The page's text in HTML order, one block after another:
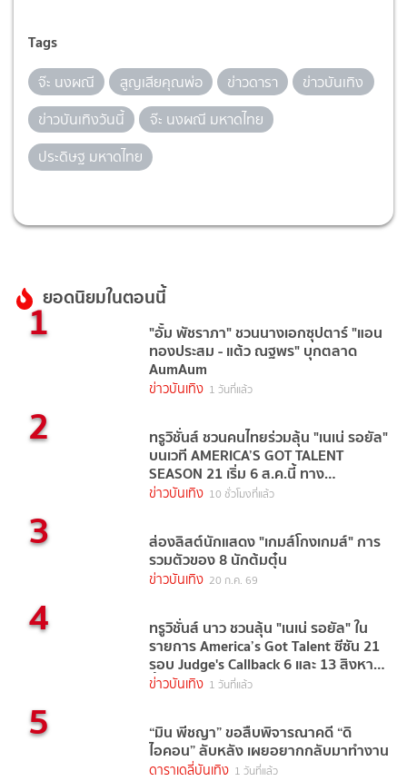
Tags
จ๊ะ นงผณี สูญเสียคุณพ่อ ข่าวดารา
ข่าวบันเทิง
ข่าวบันเทิงวันนี้
จ๊ะ นงผณี มหาดไทย
ประดิษฐ มหาดไทย
ยอดนิยมในตอนนี้
1 "อั้ม พัชราภา" ชวนนางเอกซุปตาร์ "แอน
ทองประสม - แต้ว ณฐพร" บุกตลาด
AumAum
ข่าวบันเทิง 1 วันที่แล้ว
2 ทรูวิชั่นส์ ชวนคนไทยร่วมลุ้น "เนเน่ รอยัล"
บนเวที AMERICA’S GOT TALENT
SEASON 21 เริ่ม 6 ส.ค.นี้ ทาง
TrueVisions NOW
ข่าวบันเทิง 10 ชั่วโมงที่แล้ว
3 ส่องลิสต์นักแสดง "เกมส์โกงเกมส์" การ
รวมตัวของ 8 นักต้มตุ๋น
ข่าวบันเทิง 20 ก.ค. 69
4 ทรูวิชั่นส์ นาว ชวนลุ้น "เนเน่ รอยัล" ใน
รายการ America’s Got Talent ซีซัน 21
รอบ Judge's Callback 6 และ 13 สิงหาคม
นี้
ข่าวบันเทิง 1 วันที่แล้ว
5 “มิน พีชญา” ขอสืบพิจารณาคดี “ดิ
ไอคอน” ลับหลัง เผยอยากกลับมาทำงาน
ดาราเดลี่บันเทิง 1 วันที่แล้ว